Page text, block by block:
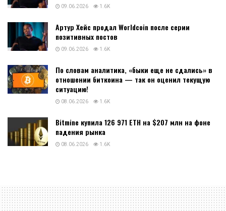
09.06.2026 1.6K
Артур Хейс продал Worldcoin после серии
позитивных постов
09.06.2026 1.6K
По словам аналитика, «быки еще не сдались» в
отношении биткоина — так он оценил текущую
ситуацию!
08.06.2026 1.6K
Bitmine купила 126 971 ETH на $207 млн на фоне
падения рынка
08.06.2026 1.6K